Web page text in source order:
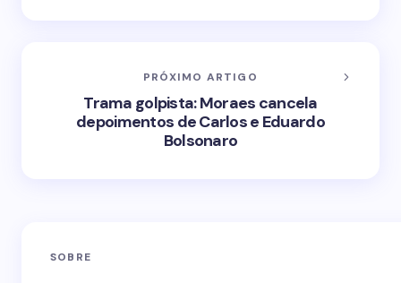
PRÓXIMO ARTIGO
Trama golpista: Moraes cancela
depoimentos de Carlos e Eduardo
Bolsonaro
SOBRE